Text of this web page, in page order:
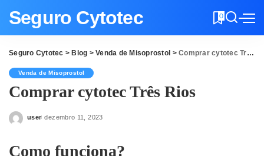
Seguro Cytotec 0
Seguro Cytotec > Blog >Venda de Misoprostol >Comprar cytotec Três Rios
Venda de Misoprostol
Comprar cytotec Três Rios
Posted
user dezembro 11, 2023
Como funciona?